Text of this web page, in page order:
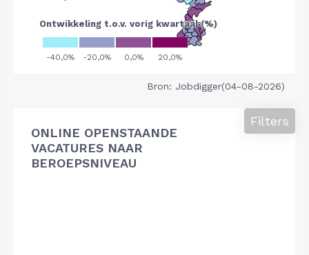
Bron: Jobdigger(04-08-2026)
ONLINE OPENSTAANDE
VACATURES NAAR
BEROEPSNIVEAU
Filters